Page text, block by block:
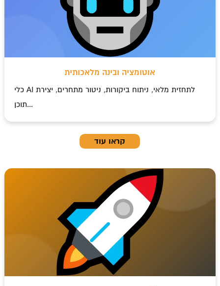
אוטומציה ובינה מלאכותית
כלי AI לתחזית מלאי, ניתוח ביקורות, ניטור מתחרים, יצירת
תוכן...
קראו עוד